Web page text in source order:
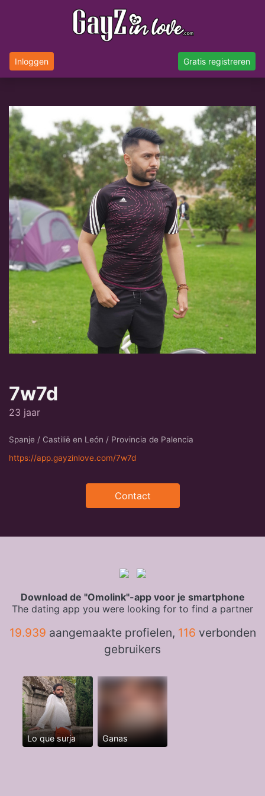
Inloggen Gratis registreren
7w7d
23 jaar
Spanje / Castilië en León / Provincia de Palencia
https://app.gayzinlove.com/7w7d
Contact
Download de "Omolink"-app voor je smartphone
The dating app you were looking for to find a partner
19.939 aangemaakte profielen, 116 verbonden
gebruikers
Lo que surja Ganas